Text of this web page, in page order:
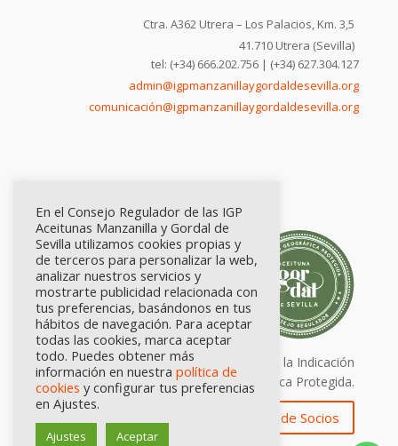
Ctra. A362 Utrera – Los Palacios, Km. 3,5
41.710 Utrera (Sevilla)
tel: (+34) 666.202.756 | (+34) 627.304.127
admin@igpmanzanillaygordaldesevilla.org
comunicación@igpmanzanillaygordaldesevilla.org
Calidad certificada por Origen. Sellos de la Indicación
Geográfica Protegida.
Zona de Socios
En el Consejo Regulador de las IGP
Aceitunas Manzanilla y Gordal de
Sevilla utilizamos cookies propias y
de terceros para personalizar la web,
analizar nuestros servicios y
mostrarte publicidad relacionada con
tus preferencias, basándonos en tus
hábitos de navegación. Para aceptar
todas las cookies, marca aceptar
todo. Puedes obtener más
información en nuestra política de
cookies y configurar tus preferencias
en Ajustes.
Ajustes Aceptar